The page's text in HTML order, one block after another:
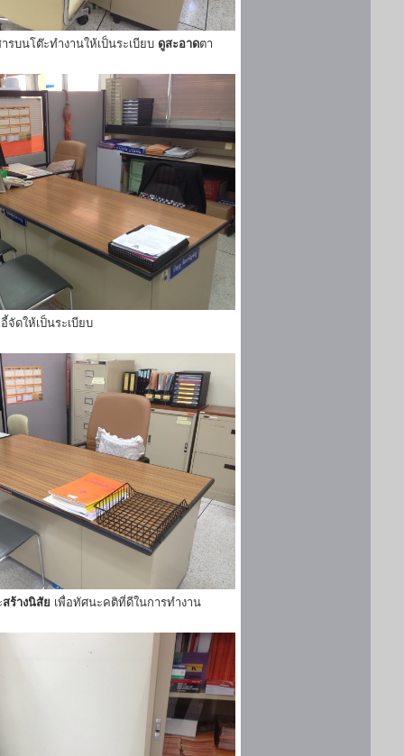
ารบนโต๊ะทำงานให้เป็นระเบียบ ดูสะอาดตา
จัดให้เป็นระเบียบ
สร้างนิสัย เพื่อทัศนะคติที่ดีในการทำงาน